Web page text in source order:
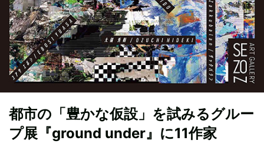
都市の「豊かな仮設」を試みるグルー
プ展『ground under』に11作家